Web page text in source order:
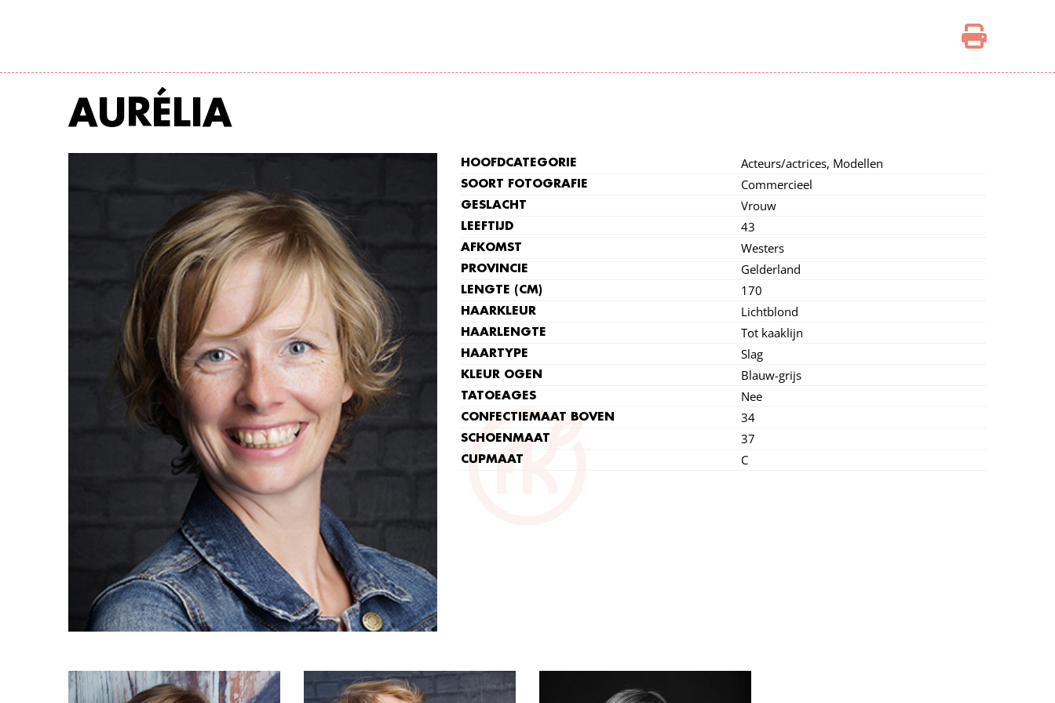
AURÉLIA
HOOFDCATEGORIE Acteurs/actrices, Modellen
SOORT FOTOGRAFIE Commercieel
GESLACHT Vrouw
LEEFTIJD 43
AFKOMST Westers
PROVINCIE Gelderland
LENGTE (CM) 170
HAARKLEUR Lichtblond
HAARLENGTE Tot kaaklijn
HAARTYPE Slag
KLEUR OGEN Blauw-grijs
TATOEAGES Nee
CONFECTIEMAAT BOVEN 34
SCHOENMAAT 37
CUPMAAT C